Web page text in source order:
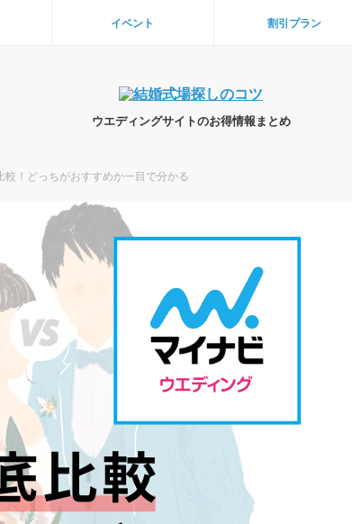
イベント 割引プラン
ウエディングサイトのお得情報まとめ
！どっちがおすすめか一目で分かる